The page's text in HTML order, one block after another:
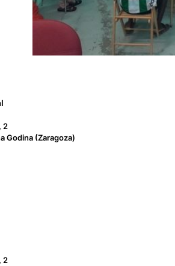
2
Godina (Zaragoza)
2